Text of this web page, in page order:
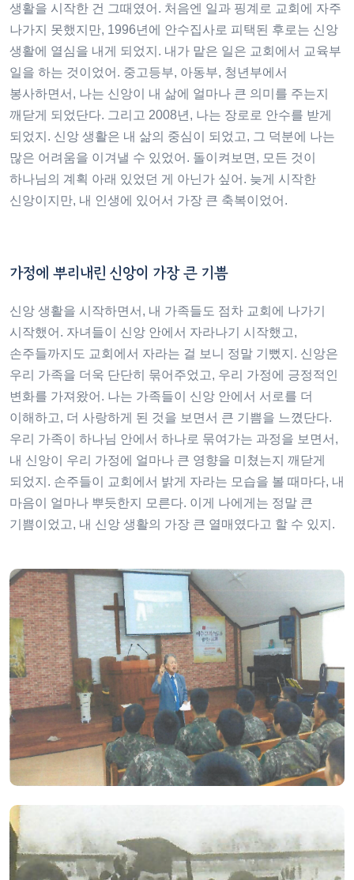
생활을 시작한 건 그때였어. 처음엔 일과 핑계로 교회에 자주
나가지 못했지만, 1996년에 안수집사로 피택된 후로는 신앙
생활에 열심을 내게 되었지. 내가 맡은 일은 교회에서 교육부
일을 하는 것이었어. 중고등부, 아동부, 청년부에서
봉사하면서, 나는 신앙이 내 삶에 얼마나 큰 의미를 주는지
깨닫게 되었단다. 그리고 2008년, 나는 장로로 안수를 받게
되었지. 신앙 생활은 내 삶의 중심이 되었고, 그 덕분에 나는
많은 어려움을 이겨낼 수 있었어. 돌이켜보면, 모든 것이
하나님의 계획 아래 있었던 게 아닌가 싶어. 늦게 시작한
신앙이지만, 내 인생에 있어서 가장 큰 축복이었어.
가정에 뿌리내린 신앙이 가장 큰 기쁨
신앙 생활을 시작하면서, 내 가족들도 점차 교회에 나가기
시작했어. 자녀들이 신앙 안에서 자라나기 시작했고,
손주들까지도 교회에서 자라는 걸 보니 정말 기뻤지. 신앙은
우리 가족을 더욱 단단히 묶어주었고, 우리 가정에 긍정적인
변화를 가져왔어. 나는 가족들이 신앙 안에서 서로를 더
이해하고, 더 사랑하게 된 것을 보면서 큰 기쁨을 느꼈단다.
우리 가족이 하나님 안에서 하나로 묶여가는 과정을 보면서,
내 신앙이 우리 가정에 얼마나 큰 영향을 미쳤는지 깨닫게
되었지. 손주들이 교회에서 밝게 자라는 모습을 볼 때마다, 내
마음이 얼마나 뿌듯한지 모른다. 이게 나에게는 정말 큰
기쁨이었고, 내 신앙 생활의 가장 큰 열매였다고 할 수 있지.